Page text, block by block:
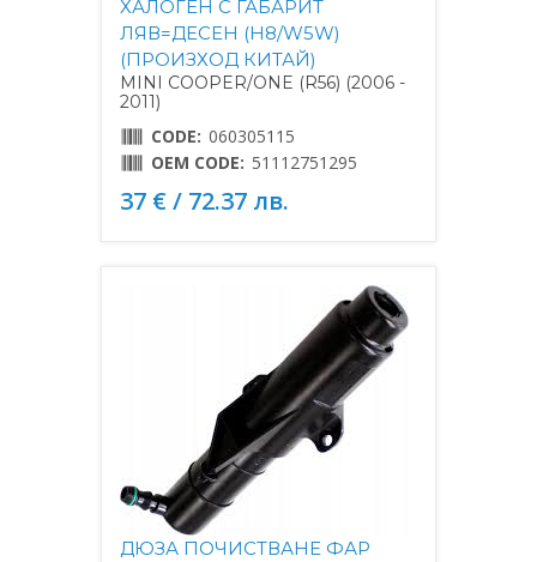
ХАЛОГЕН С ГАБАРИТ
ЛЯВ=ДЕСЕН (H8/W5W)
(ПРОИЗХОД КИТАЙ)
MINI COOPER/ONE (R56) (2006 -
2011)
CODE: 060305115
OEM CODE: 51112751295
37 € / 72.37 лв.
ДЮЗА ПОЧИСТВАНЕ ФАР